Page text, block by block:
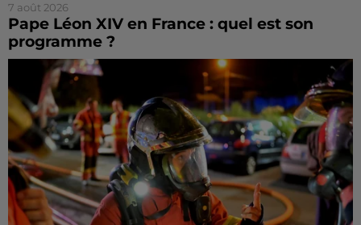
7 août 2026
Pape Léon XIV en France : quel est son
programme ?